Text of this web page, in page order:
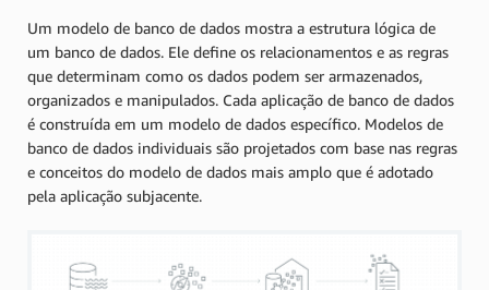
Um modelo de banco de dados mostra a estrutura lógica de
um banco de dados. Ele define os relacionamentos e as regras
que determinam como os dados podem ser armazenados,
organizados e manipulados. Cada aplicação de banco de dados
é construída em um modelo de dados específico. Modelos de
banco de dados individuais são projetados com base nas regras
e conceitos do modelo de dados mais amplo que é adotado
pela aplicação subjacente.